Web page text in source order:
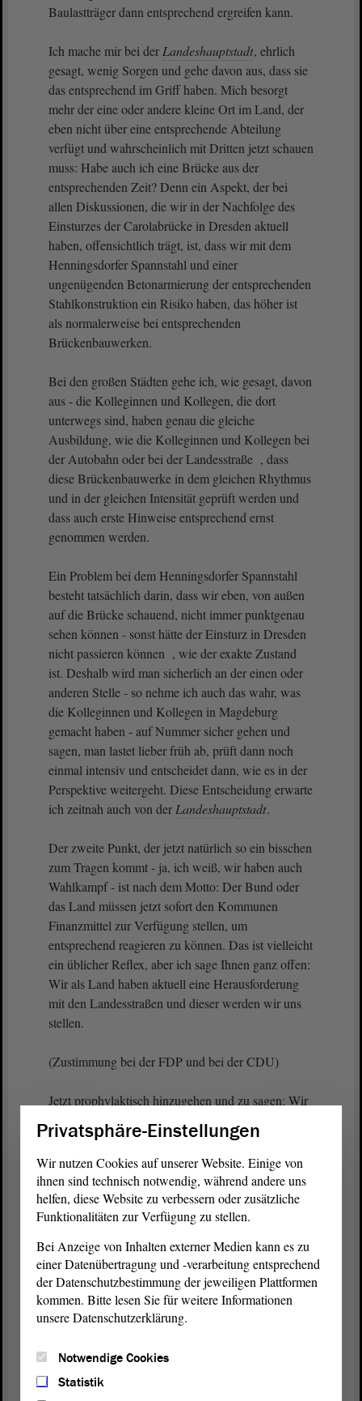
Baulastträger dann entsprechend ergreifen kann.
Ich mache mir bei der Landeshauptstadt, ehrlich
gesagt, wenig Sorgen und gehe davon aus, dass sie
das entsprechend im Griff haben. Mich besorgt
mehr der eine oder andere kleine Ort im Land, der
eben nicht über eine entsprechende Abteilung
verfügt und wahrscheinlich mit Dritten jetzt schauen
muss: Habe auch ich eine Brücke aus der
entsprechenden Zeit? Denn ein Aspekt, der bei
allen Diskussionen, die wir in der Nachfolge des
Einsturzes der Carolabrücke in Dresden aktuell
haben, offensichtlich trägt, ist, dass wir mit dem
Henningsdorfer Spannstahl und einer
ungenügenden Betonarmierung der entsprechenden
Stahlkonstruktion ein Risiko haben, das höher ist
als normalerweise bei entsprechenden
Brückenbauwerken.
Bei den großen Städten gehe ich, wie gesagt, davon
aus - die Kolleginnen und Kollegen, die dort
unterwegs sind, haben genau die gleiche
Ausbildung, wie die Kolleginnen und Kollegen bei
der Autobahn oder bei der Landesstraße , dass
diese Brückenbauwerke in dem gleichen Rhythmus
und in der gleichen Intensität geprüft werden und
dass auch erste Hinweise entsprechend ernst
genommen werden.
Ein Problem bei dem Henningsdorfer Spannstahl
besteht tatsächlich darin, dass wir eben, von außen
auf die Brücke schauend, nicht immer punktgenau
sehen können - sonst hätte der Einsturz in Dresden
nicht passieren können , wie der exakte Zustand
ist. Deshalb wird man sicherlich an der einen oder
anderen Stelle - so nehme ich auch das wahr, was
die Kolleginnen und Kollegen in Magdeburg
gemacht haben - auf Nummer sicher gehen und
sagen, man lastet lieber früh ab, prüft dann noch
einmal intensiv und entscheidet dann, wie es in der
Perspektive weitergeht. Diese Entscheidung erwarte
ich zeitnah auch von der Landeshauptstadt.
Der zweite Punkt, der jetzt natürlich so ein bisschen
zum Tragen kommt - ja, ich weiß, wir haben auch
Wahlkampf - ist nach dem Motto: Der Bund oder
das Land müssen jetzt sofort den Kommunen
Finanzmittel zur Verfügung stellen, um
entsprechend reagieren zu können. Das ist vielleicht
ein üblicher Reflex, aber ich sage Ihnen ganz offen:
Wir als Land haben aktuell eine Herausforderung
mit den Landesstraßen und dieser werden wir uns
stellen.
(Zustimmung bei der FDP und bei der CDU)
Jetzt prophylaktisch hinzugehen und zu sagen: Wir
darauf würde es hinauslaufen, um den Kommunen
entsprechende Finanzmittel zur Verfügung zu
stellen , wird aus meiner Sicht so nicht
funktionieren, und schon gar nicht mit dem jetzigen
Wissensstand. Die Kommunen prüfen genau wie
großen bin ich sicher , wie der Zustand ihrer
Brücken ist und welche Bedarfe man in der
Perspektive hat.
beim letzten Mal hier schon vorgetragen, dass wir
notwendig ist, morgen die Brücke abzureißen und
Privatsphäre-Einstellungen
Wir nutzen Cookies auf unserer Website. Einige von
ihnen sind technisch notwendig, während andere uns
helfen, diese Website zu verbessern oder zusätzliche
Funktionalitäten zur Verfügung zu stellen.
Bei Anzeige von Inhalten externer Medien kann es zu
einer Datenübertragung und -verarbeitung entsprechend
der Datenschutzbestimmung der jeweiligen Plattformen
kommen. Bitte lesen Sie für weitere Informationen
unsere Datenschutzerklärung.
Notwendige Cookies
Statistik